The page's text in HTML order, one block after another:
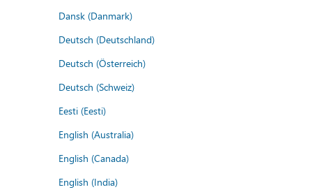
Dansk (Danmark)
Deutsch (Deutschland)
Deutsch (Österreich)
Deutsch (Schweiz)
Eesti (Eesti)
English (Australia)
English (Canada)
English (India)